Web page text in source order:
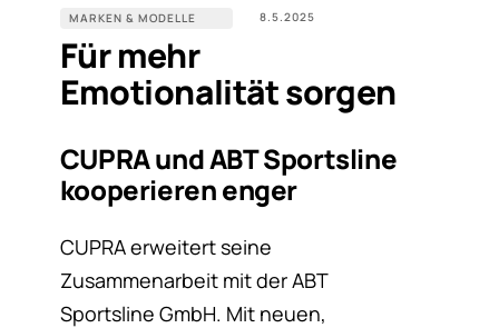
MARKEN & MODELLE 8.5.2025
Für mehr
Emotionalität sorgen
CUPRA und ABT Sportsline
kooperieren enger
CUPRA erweitert seine
Zusammenarbeit mit der ABT
Sportsline GmbH. Mit neuen,